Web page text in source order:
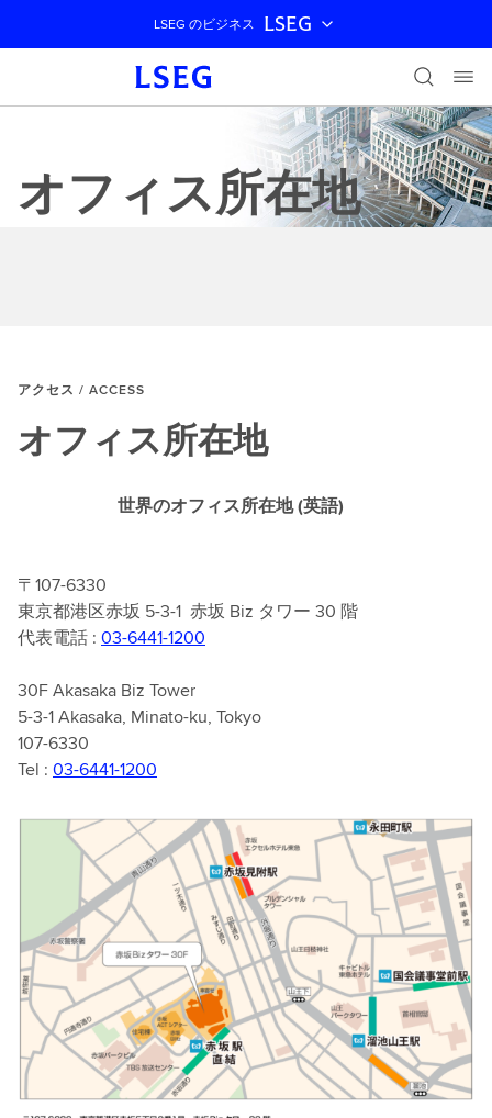
ナビゲーションをスキップ
LSEG のビジネス LSEG
オフィス所在地
アクセス / ACCESS
オフィス所在地
世界のオフィス所在地 (英語)
〒107-6330
東京都港区赤坂 5-3-1 赤坂 Biz タワー 30 階
代表電話 : 03-6441-1200
30F Akasaka Biz Tower
5-3-1 Akasaka, Minato-ku, Tokyo
107-6330
Tel : 03-6441-1200